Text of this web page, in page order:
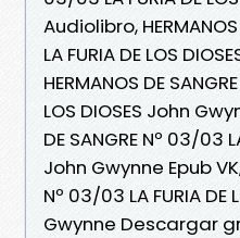
Audiolibro,
LA FURIA DE LOS
HERMANOS DE
LOS DIOSES John
DE SANGRE Nº 03/03
John Gwynne Epub VK,
Nº 03/03 LA FURIA DE
Gwynne Descargar